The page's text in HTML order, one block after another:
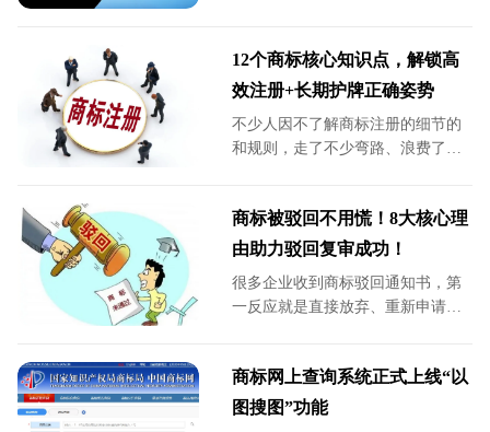
是这种错误认知，导致大量注册商
标处于闲置、沉睡状态，不仅造成
商标被撤销、权利彻底流失的重大
风险，给品牌发展埋下巨大隐患。
12个商标核心知识点，解锁高
效注册+长期护牌正确姿势
不少人因不了解商标注册的细节的
和规则，走了不少弯路、浪费了时
项及后续维护，帮你高效推进商标
注册，筑牢品牌保护防线。
商标被驳回不用慌！8大核心理
由助力驳回复审成功！
很多企业收到商标驳回通知书，第
一反应就是直接放弃、重新申请。
准合法合规的复审理由、搭配完整
证据链，大量看似必败的驳回案
商标网上查询系统正式上线“以
图搜图”功能